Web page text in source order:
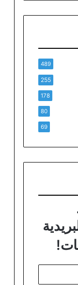
489
255
178
80
69